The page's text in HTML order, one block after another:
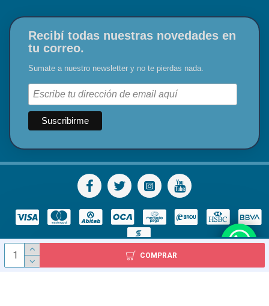
COMPRAR
Recibí todas nuestras novedades en
tu correo.
Sumate a nuestro newsletter y no te pierdas nada.